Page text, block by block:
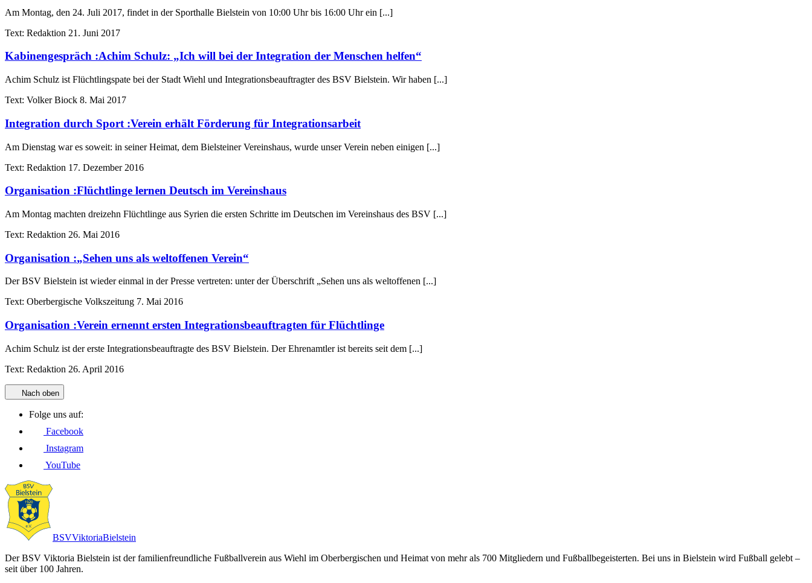
Am Montag, den 24. Juli 2017, findet in der Sporthalle Bielstein von 10:00 Uhr bis 16:00 Uhr ein [...]
Text: Redaktion 21. Juni 2017
Kabinengespräch :Achim Schulz: „Ich will bei der Integration der Menschen helfen“
Achim Schulz ist Flüchtlingspate bei der Stadt Wiehl und Integrationsbeauftragter des BSV Bielstein. Wir haben [...]
Text: Volker Biock 8. Mai 2017
Integration durch Sport :Verein erhält Förderung für Integrationsarbeit
Am Dienstag war es soweit: in seiner Heimat, dem Bielsteiner Vereinshaus, wurde unser Verein neben einigen [...]
Text: Redaktion 17. Dezember 2016
Organisation :Flüchtlinge lernen Deutsch im Vereinshaus
Am Montag machten dreizehn Flüchtlinge aus Syrien die ersten Schritte im Deutschen im Vereinshaus des BSV [...]
Text: Redaktion 26. Mai 2016
Organisation :„Sehen uns als weltoffenen Verein“
Der BSV Bielstein ist wieder einmal in der Presse vertreten: unter der Überschrift „Sehen uns als weltoffenen [...]
Text: Oberbergische Volkszeitung 7. Mai 2016
Organisation :Verein ernennt ersten Integrationsbeauftragten für Flüchtlinge
Achim Schulz ist der erste Integrationsbeauftragte des BSV Bielstein. Der Ehrenamtler ist bereits seit dem [...]
Text: Redaktion 26. April 2016
Nach oben
Folge uns auf:
Facebook
Instagram
YouTube
BSVViktoriaBielstein
Der BSV Viktoria Bielstein ist der familienfreundliche Fußballverein aus Wiehl im Oberbergischen und Heimat von mehr als 700 Mitgliedern und Fußballbegeisterten. Bei uns in Bielstein wird Fußball gelebt –
seit über 100 Jahren.